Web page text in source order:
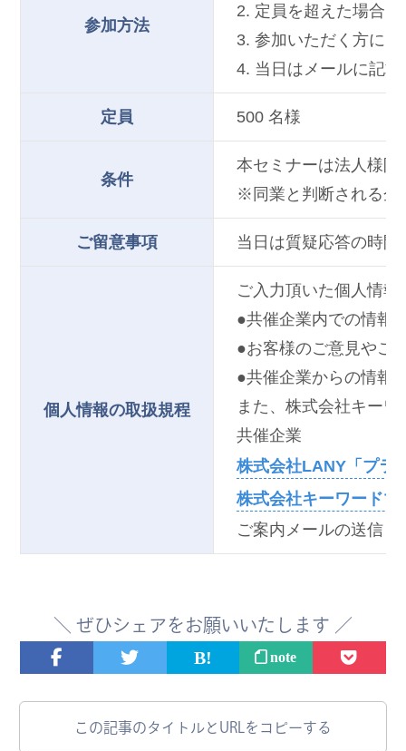
参加方法
2. 定員を超えた場合
3. 参加いただく方に
4. 当日はメールに記
定員 500 名様
条件
本セミナーは法人様
※同業と判断される企
ご留意事項 当日は質疑応答の時
個人情報の取扱規程
ご入力頂いた個人情
●共催企業内での情報
●お客様のご意見やご
●共催企業からの情報
また、株式会社キー
共催企業
株式会社LANY「プラ
株式会社キーワード
ご案内メールの送信
＼ ぜひシェアをお願いいたします ／
note
この記事のタイトルとURLをコピーする